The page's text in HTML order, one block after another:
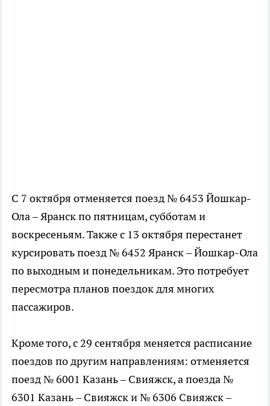
С 7 октября отменяется поезд № 6453 Йошкар-
Ола – Яранск по пятницам, субботам и
воскресеньям. Также с 13 октября перестанет
курсировать поезд № 6452 Яранск – Йошкар-Ола
по выходным и понедельникам. Это потребует
пересмотра планов поездок для многих
пассажиров.
Кроме того, с 29 сентября меняется расписание
поездов по другим направлениям: отменяется
поезд № 6001 Казань – Свияжск, а поезда №
6301 Казань – Свияжск и № 6306 Свияжск –